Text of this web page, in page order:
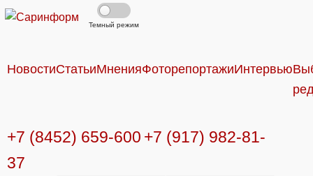
Темный режим
НовостиСтатьиМненияФоторепортажиИнтервью
+7 (8452) 659-600 +7 (917) 982-81-
37